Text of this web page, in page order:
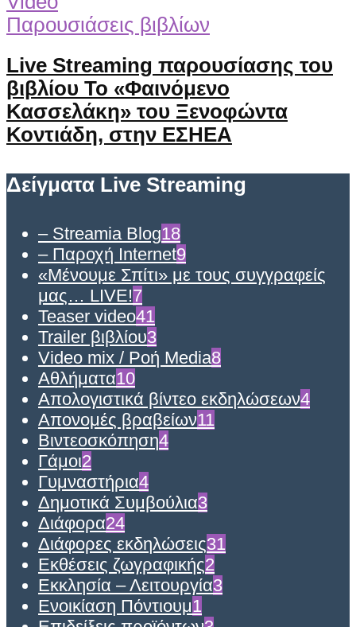
Παρουσιάσεις βιβλίων
Live Streaming παρουσίασης του
βιβλίου Το «Φαινόμενο
Κασσελάκη» του Ξενοφώντα
Κοντιάδη, στην ΕΣΗΕΑ
Δείγματα Live Streaming
– Streamia Blog18
– Παροχή Internet9
«Μένουμε Σπίτι» με τους συγγραφείς
μας… LIVE!7
Teaser video41
Trailer βιβλίου3
Video mix / Ροή Media8
Αθλήματα10
Απολογιστικά βίντεο εκδηλώσεων4
Απονομές βραβείων11
Βιντεοσκόπηση4
Γάμοι2
Γυμναστήρια4
Δημοτικά Συμβούλια3
Διάφορα24
Διάφορες εκδηλώσεις31
Εκθέσεις ζωγραφικής2
Εκκλησία – Λειτουργία3
Ενοικίαση Πόντιουμ1